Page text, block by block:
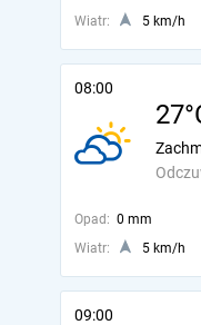
Wiatr: 5 km/h
08:00
Opad: 0 mm
Wiatr:
5 km/h
09:00